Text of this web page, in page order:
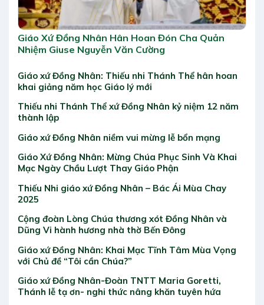
Giáo Xứ Đồng Nhân Hân Hoan Đón Cha Quản
Nhiệm Giuse Nguyễn Văn Cường
Giáo xứ Đồng Nhân: Thiếu nhi Thánh Thể hân hoan
khai giảng năm học Giáo lý mới
Thiếu nhi Thánh Thể xứ Đồng Nhân kỷ niệm 12 năm
thành lập
Giáo xứ Đồng Nhân niềm vui mừng lễ bổn mạng
Giáo Xứ Đồng Nhân: Mừng Chúa Phục Sinh Và Khai
Mạc Ngày Chầu Lượt Thay Giáo Phận
Thiếu Nhi giáo xứ Đồng Nhân – Bác Ái Mùa Chay
2025
Cộng đoàn Lòng Chúa thương xót Đồng Nhân và
Dũng Vi hành hương nhà thờ Bến Đông
Giáo xứ Đồng Nhân: Khai Mạc Tĩnh Tâm Mùa Vọng
với Chủ đề “Tôi cần Chúa?”
Giáo xứ Đồng Nhân-Đoàn TNTT Maria Goretti,
Thánh lễ tạ ơn- nghi thức nâng khăn tuyên hứa